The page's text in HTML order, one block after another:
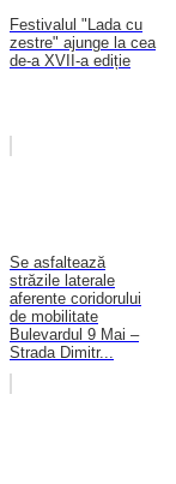
Festivalul "Lada cu
zestre" ajunge la cea
de-a XVII-a ediție
Se asfaltează
străzile laterale
aferente coridorului
de mobilitate
Bulevardul 9 Mai –
Strada Dimitr...